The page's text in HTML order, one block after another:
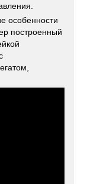
особенности
построенный